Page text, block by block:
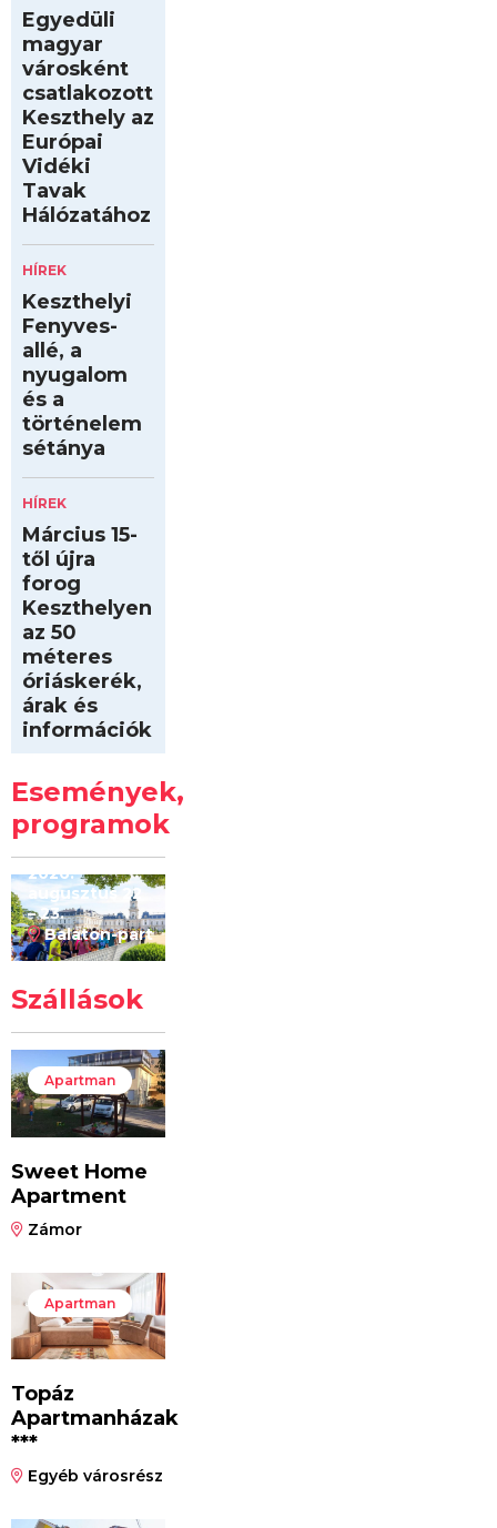
Egyedüli
magyar
városként
csatlakozott
Keszthely az
Európai
Vidéki
Tavak
Hálózatához
HÍREK
Keszthelyi
Fenyves-
allé, a
nyugalom
és a
történelem
sétánya
HÍREK
Március 15-
től újra
forog
Keszthelyen
az 50
méteres
óriáskerék,
árak és
információk
Események,
programok
Kilóméterek
2026
2026.
augusztus 22
– 23.
Balaton-part
Szállások
Apartman
Sweet Home
Apartment
Zámor
Apartman
Topáz
Apartmanházak
***
Egyéb városrész